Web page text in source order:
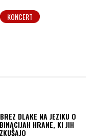
KONCERT
DLAKE NA JEZIKU O
HRANE, KI JIH